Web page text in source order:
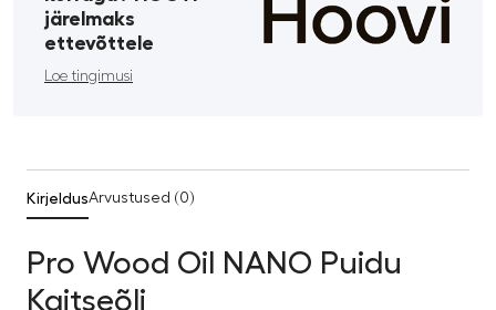
järelmaks
ettevõttele
Loe tingimusi
KirjeldusArvustused (0)
Pro Wood Oil NANO Puidu
Kaitseõli